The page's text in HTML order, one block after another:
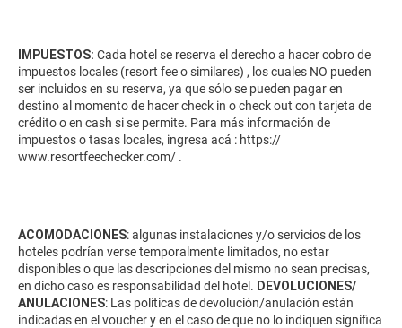
IMPUESTOS: Cada hotel se reserva el derecho a hacer cobro de
impuestos locales (resort fee o similares) , los cuales NO pueden
ser incluidos en su reserva, ya que sólo se pueden pagar en
destino al momento de hacer check in o check out con tarjeta de
crédito o en cash si se permite. Para más información de
impuestos o tasas locales, ingresa acá : https://
www.resortfeechecker.com/ .
ACOMODACIONES: algunas instalaciones y/o servicios de los
hoteles podrían verse temporalmente limitados, no estar
disponibles o que las descripciones del mismo no sean precisas,
en dicho caso es responsabilidad del hotel. DEVOLUCIONES/
ANULACIONES: Las políticas de devolución/anulación están
indicadas en el voucher y en el caso de que no lo indiquen significa